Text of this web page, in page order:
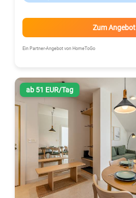
Zum Angebot
Ein Partner-Angebot von HomeToGo
ab 51 EUR/Tag